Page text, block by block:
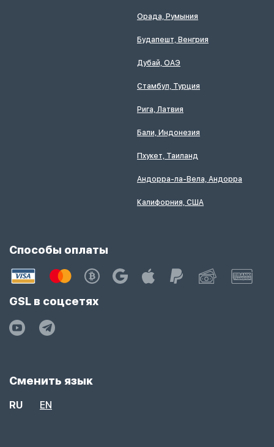
Орада, Румыния
Будапешт, Венгрия
Дубай, ОАЭ
Стамбул, Турция
Рига, Латвия
Бали, Индонезия
Пхукет, Таиланд
Андорра-ла-Вела, Андорра
Калифорния, США
Способы оплаты
GSL в соцсетях
Сменить язык
RU EN